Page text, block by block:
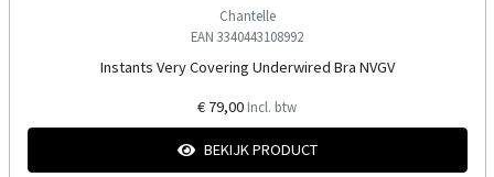
Chantelle
EAN 3340443108992
Instants Very Covering Underwired Bra NVGV
€ 79,00 Incl. btw
BEKIJK PRODUCT